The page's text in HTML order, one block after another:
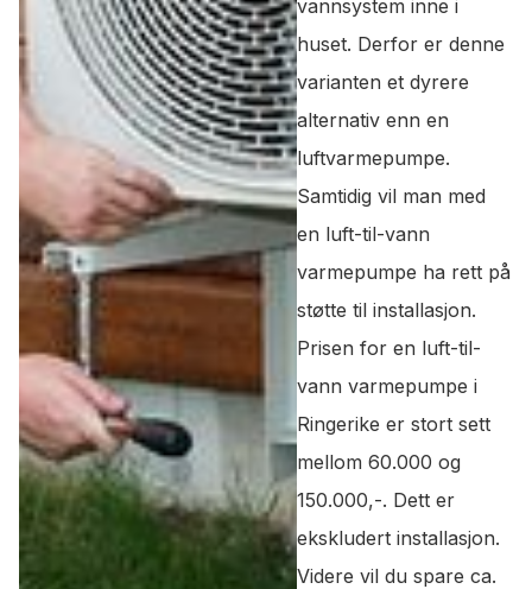
vannsystem inne i
huset. Derfor er denne
varianten et dyrere
alternativ enn en
luftvarmepumpe.
Samtidig vil man med
en luft-til-vann
varmepumpe ha rett på
støtte til installasjon.
Prisen for en luft-til-
vann varmepumpe i
Ringerike er stort sett
mellom 60.000 og
150.000,-. Dett er
ekskludert installasjon.
Videre vil du spare ca.